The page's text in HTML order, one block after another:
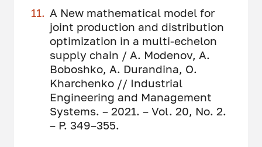
A New mathematical model for
joint production and distribution
optimization in a multi-echelon
supply chain / A. Modenov, A.
Boboshko, A. Durandina, O.
Kharchenko // Industrial
Engineering and Management
Systems. – 2021. – Vol. 20, No. 2.
– P. 349–355.